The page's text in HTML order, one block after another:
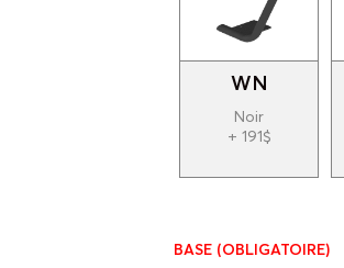
WN
Noir
+ 191$
BASE (OBLIGATOIRE)